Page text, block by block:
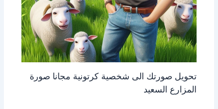
تحويل صورتك الى شخصية كرتونية مجانا صورة
المزارع السعيد